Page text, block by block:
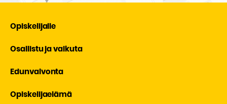
Opiskelijalle
Osallistu ja vaikuta
Edunvalvonta
Opiskelijaelämä